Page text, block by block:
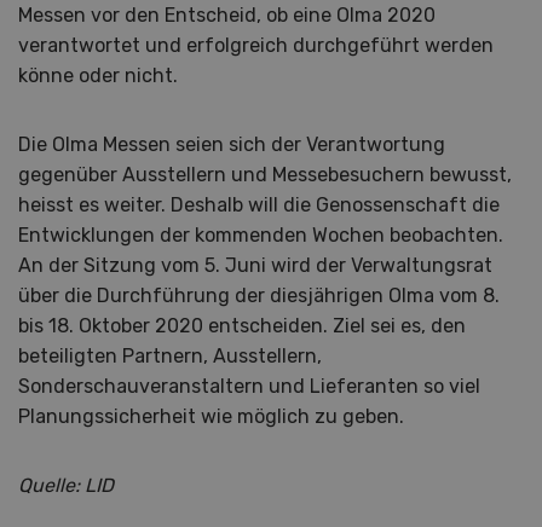
Messen vor den Entscheid, ob eine Olma 2020
verantwortet und erfolgreich durchgeführt werden
könne oder nicht.
Die Olma Messen seien sich der Verantwortung
gegenüber Ausstellern und Messebesuchern bewusst,
heisst es weiter. Deshalb will die Genossenschaft die
Entwicklungen der kommenden Wochen beobachten.
An der Sitzung vom 5. Juni wird der Verwaltungsrat
über die Durchführung der diesjährigen Olma vom 8.
bis 18. Oktober 2020 entscheiden. Ziel sei es, den
beteiligten Partnern, Ausstellern,
Sonderschauveranstaltern und Lieferanten so viel
Planungssicherheit wie möglich zu geben.
Quelle: LID